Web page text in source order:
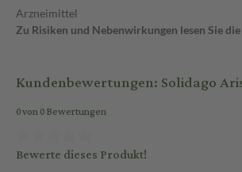
Arzneimittel
Zu Risiken und Nebenwirkungen lesen Sie
Kundenbewertungen: Solidago
0 von 0 Bewertungen
Bewerte dieses Produkt!